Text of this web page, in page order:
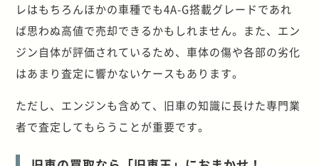
レはもちろんほかの車種でも4A-G搭載グレードであれ
ば思わぬ高値で売却できるかもしれません。また、エン
ジン自体が評価されているため、車体の傷や各部の劣化
はあまり査定に響かないケースもあります。
ただし、エンジンも含めて、旧車の知識に長けた専門業
者で査定してもらうことが重要です。